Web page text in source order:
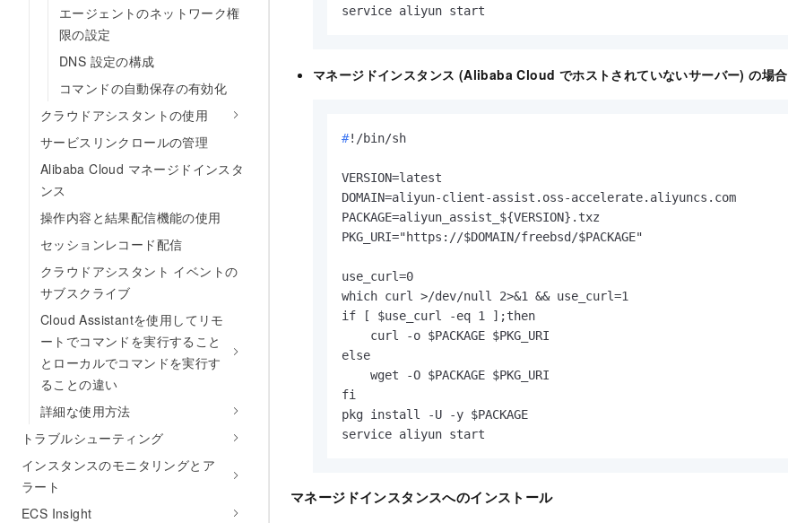
エージェントのネットワーク権
限の設定
DNS 設定の構成
コマンドの自動保存の有効化
クラウドアシスタントの使用
サービスリンクロールの管理
Alibaba Cloud マネージドインスタ
ンス
操作内容と結果配信機能の使用
セッションレコード配信
クラウドアシスタント イベントの
サブスクライブ
Cloud Assistantを使用してリモ
ートでコマンドを実行すること
とローカルでコマンドを実行す
ることの違い
詳細な使用方法
トラブルシューティング
インスタンスのモニタリングとア
ラート
ECS Insight
service aliyun start
マネージドインスタンス (Alibaba Cloud でホストされていないサーバー) の場合
#!/bin/sh
VERSION=latest
DOMAIN=aliyun-client-assist.oss-accelerate.aliyuncs.com
PACKAGE=aliyun_assist_${VERSION}.txz
PKG_URI="https://$DOMAIN/freebsd/$PACKAGE"
use_curl=0
which curl >/dev/null 2>&1 && use_curl=1
if [ $use_curl -eq 1 ];then
    curl -o $PACKAGE $PKG_URI
else
    wget -O $PACKAGE $PKG_URI
fi
pkg install -U -y $PACKAGE
service aliyun start
マネージドインスタンスへのインストール